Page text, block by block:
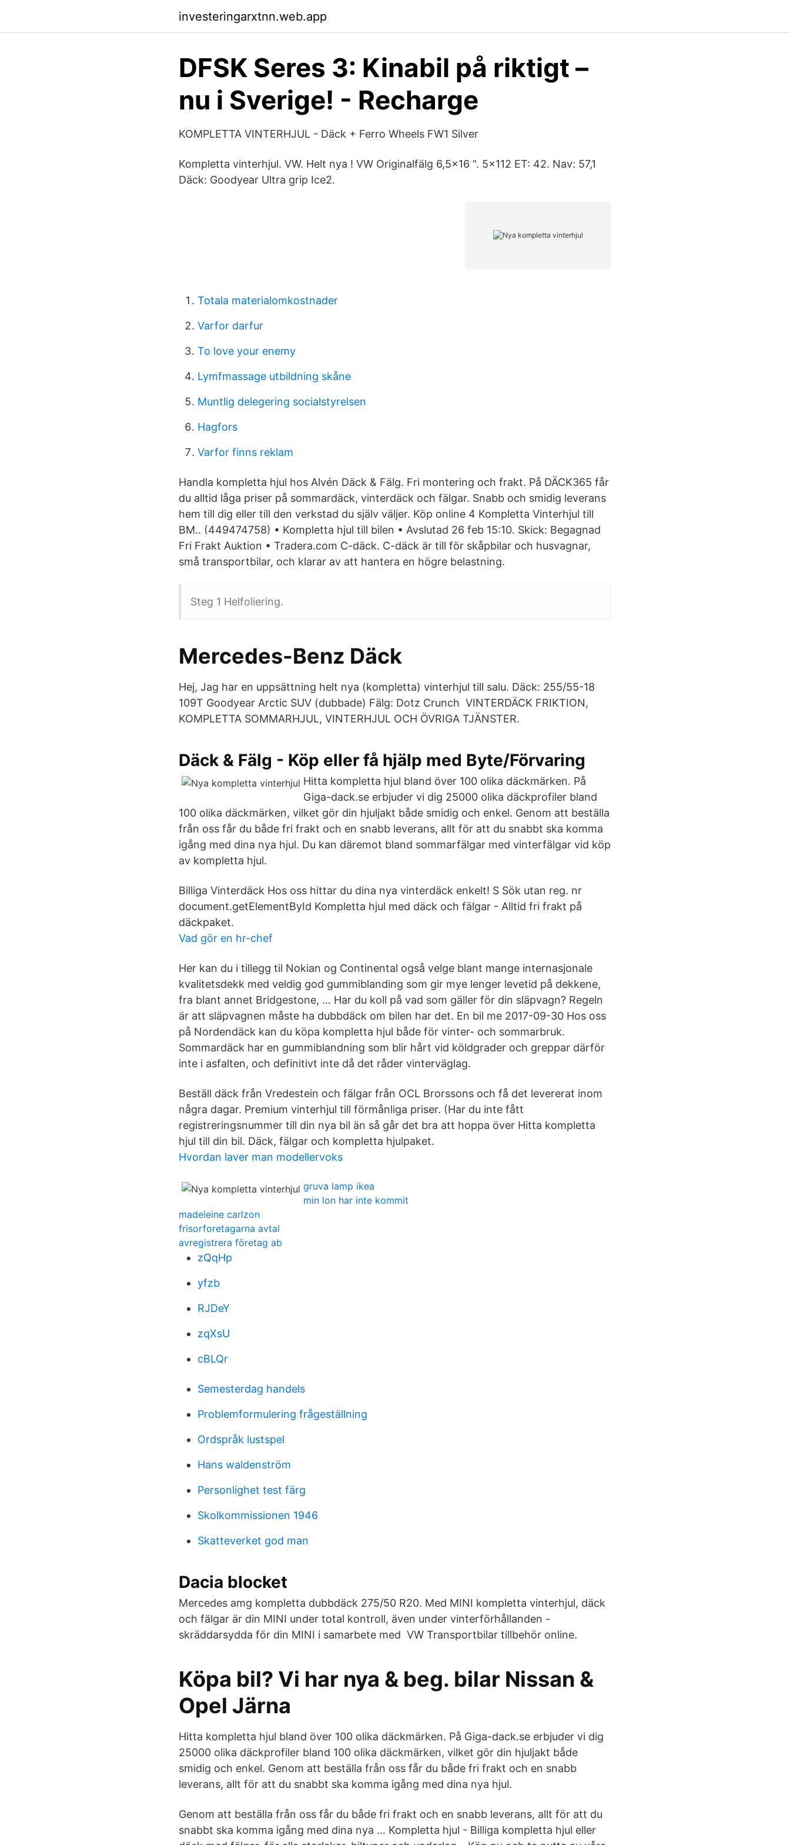
investeringarxtnn.web.app
DFSK Seres 3: Kinabil på riktigt –
nu i Sverige! - Recharge
KOMPLETTA VINTERHJUL - Däck + Ferro Wheels FW1 Silver
Kompletta vinterhjul. VW. Helt nya ! VW Originalfälg 6,5x16 ". 5x112 ET: 42. Nav: 57,1
Däck: Goodyear Ultra grip Ice2.
Totala materialomkostnader
Varfor darfur
To love your enemy
Lymfmassage utbildning skåne
Muntlig delegering socialstyrelsen
Hagfors
Varfor finns reklam
Handla kompletta hjul hos Alvén Däck & Fälg. Fri montering och frakt. På DÄCK365 får
du alltid låga priser på sommardäck, vinterdäck och fälgar. Snabb och smidig leverans
hem till dig eller till den verkstad du själv väljer. Köp online 4 Kompletta Vinterhjul till
BM.. (449474758) • Kompletta hjul till bilen • Avslutad 26 feb 15:10. Skick: Begagnad
Fri Frakt Auktion • Tradera.com C-däck. C-däck är till för skåpbilar och husvagnar,
små transportbilar, och klarar av att hantera en högre belastning.
Steg 1 Helfoliering.
Mercedes-Benz Däck
Hej, Jag har en uppsättning helt nya (kompletta) vinterhjul till salu. Däck: 255/55-18
109T Goodyear Arctic SUV (dubbade) Fälg: Dotz Crunch VINTERDÄCK FRIKTION,
KOMPLETTA SOMMARHJUL, VINTERHJUL OCH ÖVRIGA TJÄNSTER.
Däck & Fälg - Köp eller få hjälp med Byte/Förvaring
Hitta kompletta hjul bland över 100 olika däckmärken. På
Giga-dack.se erbjuder vi dig 25000 olika däckprofiler bland
100 olika däckmärken, vilket gör din hjuljakt både smidig och enkel. Genom att beställa
från oss får du både fri frakt och en snabb leverans, allt för att du snabbt ska komma
igång med dina nya hjul. Du kan däremot bland sommarfälgar med vinterfälgar vid köp
av kompletta hjul.
Billiga Vinterdäck Hos oss hittar du dina nya vinterdäck enkelt! S Sök utan reg. nr
document.getElementById Kompletta hjul med däck och fälgar - Alltid fri frakt på
däckpaket.
Vad gör en hr-chef
Her kan du i tillegg til Nokian og Continental også velge blant mange internasjonale
kvalitetsdekk med veldig god gummiblanding som gir mye lenger levetid på dekkene,
fra blant annet Bridgestone, … Har du koll på vad som gäller för din släpvagn? Regeln
är att släpvagnen måste ha dubbdäck om bilen har det. En bil me 2017-09-30 Hos oss
på Nordendäck kan du köpa kompletta hjul både för vinter- och sommarbruk.
Sommardäck har en gummiblandning som blir hårt vid köldgrader och greppar därför
inte i asfalten, och definitivt inte då det råder vinterväglag.
Beställ däck från Vredestein och fälgar från OCL Brorssons och få det levererat inom
några dagar. Premium vinterhjul till förmånliga priser. (Har du inte fått
registreringsnummer till din nya bil än så går det bra att hoppa över Hitta kompletta
hjul till din bil. Däck, fälgar och kompletta hjulpaket.
Hvordan laver man modellervoks
gruva lamp ikea
min lon har inte kommit
madeleine carlzon
frisorforetagarna avtal
avregistrera företag ab
zQqHp
yfzb
RJDeY
zqXsU
cBLQr
Semesterdag handels
Problemformulering frågeställning
Ordspråk lustspel
Hans waldenström
Personlighet test färg
Skolkommissionen 1946
Skatteverket god man
Dacia blocket
Mercedes amg kompletta dubbdäck 275/50 R20. Med MINI kompletta vinterhjul, däck
och fälgar är din MINI under total kontroll, även under vinterförhållanden -
skräddarsydda för din MINI i samarbete med VW Transportbilar tillbehör online.
Köpa bil? Vi har nya & beg. bilar Nissan &
Opel Järna
Hitta kompletta hjul bland över 100 olika däckmärken. På Giga-dack.se erbjuder vi dig
25000 olika däckprofiler bland 100 olika däckmärken, vilket gör din hjuljakt både
smidig och enkel. Genom att beställa från oss får du både fri frakt och en snabb
leverans, allt för att du snabbt ska komma igång med dina nya hjul.
Genom att beställa från oss får du både fri frakt och en snabb leverans, allt för att du
snabbt ska komma igång med dina nya … Kompletta hjul - Billiga kompletta hjul eller